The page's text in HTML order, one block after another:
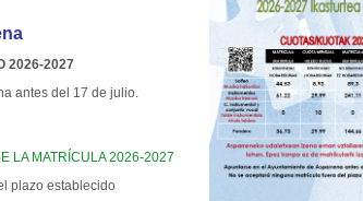
2026-2027
antes del 17 de julio.
LA MATRÍCULA 2026-2027
plazo establecido